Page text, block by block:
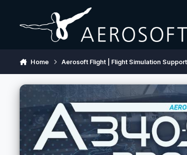
Home Aerosoft Flight | Flight Simulation Support